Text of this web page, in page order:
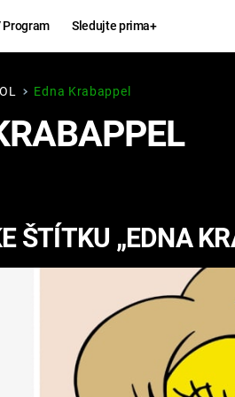
Program Sledujte prima+
Zábava
KOMEDIE
CHUCK
Edna Krabappel
ŠTÍTKU „EDNA